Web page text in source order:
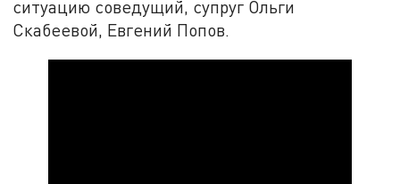
ситуацию соведущий, супруг Ольги
Скабеевой, Евгений Попов.